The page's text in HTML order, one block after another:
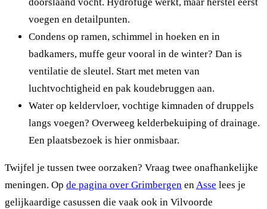
voegen en detailpunten.
Condens op ramen, schimmel in hoeken en in
badkamers, muffe geur vooral in de winter? Dan is
ventilatie de sleutel. Start met meten van
luchtvochtigheid en pak koudebruggen aan.
Water op keldervloer, vochtige kimnaden of druppels
langs voegen? Overweeg kelderbekuiping of drainage.
Een plaatsbezoek is hier onmisbaar.
Twijfel je tussen twee oorzaken? Vraag twee onafhankelijke
meningen. Op de pagina over Grimbergen enAsse lees je
gelijkaardige casussen die vaak ook in Vilvoorde